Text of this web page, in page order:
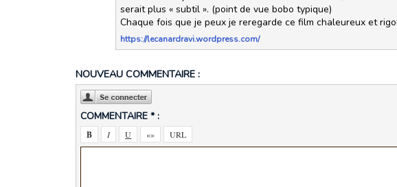
serait plus « subtil ». (point de vue bobo typique)
Chaque fois que je peux je reregarde ce film chaleureux et
https://lecanardravi.wordpress.com/
NOUVEAU COMMENTAIRE :
COMMENTAIRE * :